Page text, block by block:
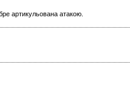
артикульована атакою.